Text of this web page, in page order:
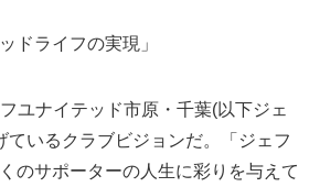
ドライフの実現」
ユナイテッド市原・千葉(以下ジェ
ているクラブビジョンだ。「ジェフ
のサポーターの人生に彩りを与えて